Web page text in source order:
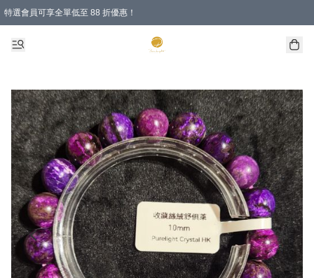
特選會員可享全單低至 88 折優惠！